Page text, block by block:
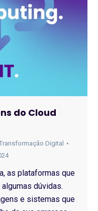
do Cloud
Digital
as plataformas que
dúvidas.
e sistemas que